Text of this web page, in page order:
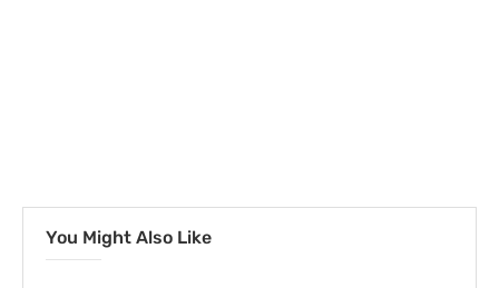
You Might Also Like